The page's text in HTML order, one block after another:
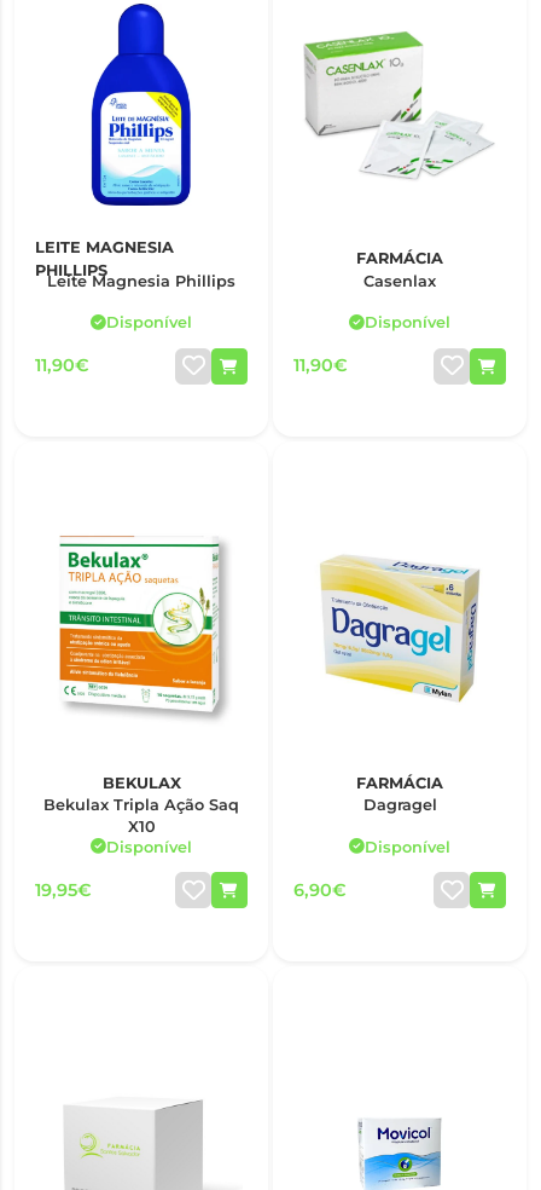
LEITE MAGNESIA
PHILLIPS
Leite Magnesia Phillips
Disponível
11,90€
FARMÁCIA
Casenlax
Disponível
11,90€
BEKULAX
Bekulax Tripla Ação Saq
X10
Disponível
19,95€
FARMÁCIA
Dagragel
Disponível
6,90€